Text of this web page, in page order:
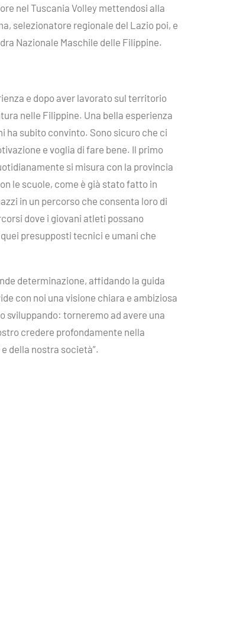
nel Tuscania Volley mettendosi alla
selezionatore regionale del Lazio poi, e
Nazionale Maschile delle Filippine.
e dopo aver lavorato sul territorio
nelle Filippine. Una bella esperienza
ha subito convinto. Sono sicuro che ci
e voglia di fare bene. Il primo
si misura con la provincia
le scuole, come è già stato fatto in
in un percorso che consenta loro di
dove i giovani atleti possano
presupposti tecnici e umani che
determinazione, affidando la guida
con noi una visione chiara e ambiziosa
sviluppando: torneremo ad avere una
credere profondamente nella
della nostra società”.